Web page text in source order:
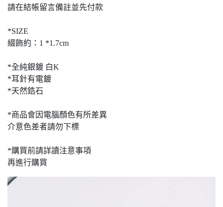
請在結帳留言備註並先付款
*SIZE
綴飾約：1 *1.7cm
*全純銀鍍 白K
*耳針有電鍍
*天然鋯石
*商品會因電腦顏色有所差異
介意色差者請勿下標
*購買前請詳讀注意事項
再進行購買